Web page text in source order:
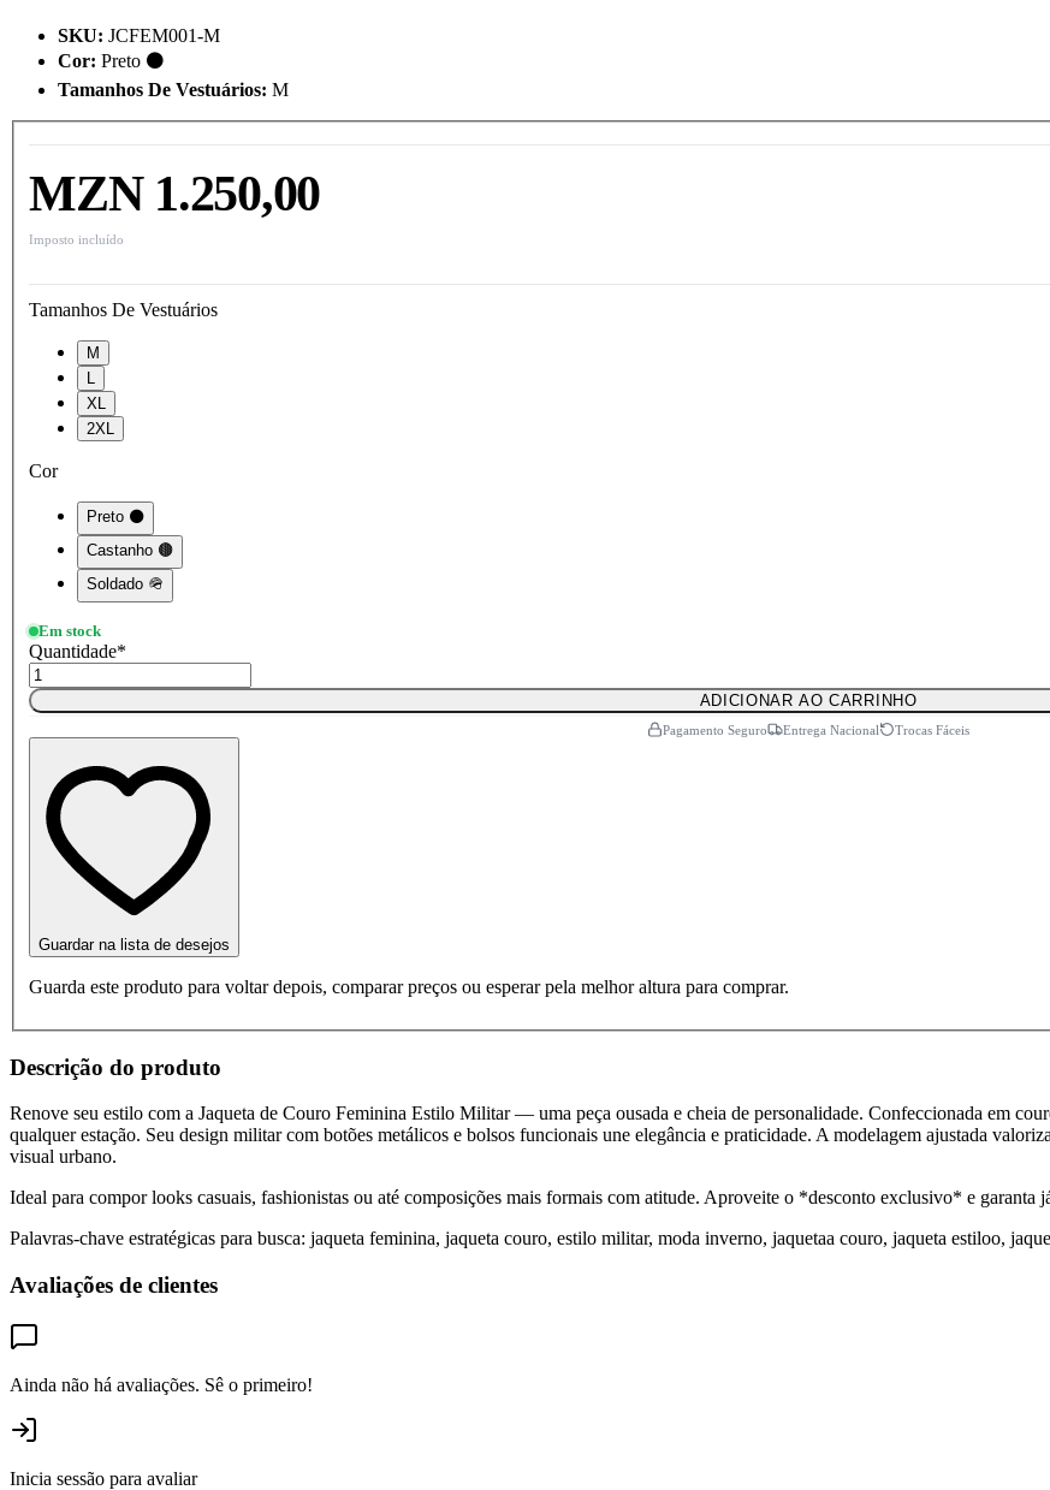
SKU: JCFEM001-M
Cor: Preto ⚫
Tamanhos De Vestuários: M
MZN 1.250,00
Imposto incluído
Tamanhos De Vestuários
M
L
XL
2XL
Cor
Preto ⚫
Castanho 🟤
Soldado 🪖
Em stock
Quantidade*
ADICIONAR AO CARRINHO
Pagamento Seguro Entrega Nacional Trocas Fáceis
Guardar na lista de desejos
Guarda este produto para voltar depois, comparar preços ou esperar pela melhor altura para comprar.
Descrição do produto
Renove seu estilo com a Jaqueta de Couro Feminina Estilo Militar — uma peça ousada e cheia de personalidade. Confeccionada em
qualquer estação. Seu design militar com botões metálicos e bolsos funcionais une elegância e praticidade. A modelagem ajustada
visual urbano.
Ideal para compor looks casuais, fashionistas ou até composições mais formais com atitude. Aproveite o *desconto exclusivo* e garanta
Palavras-chave estratégicas para busca: jaqueta feminina, jaqueta couro, estilo militar, moda inverno, jaquetaa couro, jaqueta estiloo,
Avaliações de clientes
Ainda não há avaliações. Sê o primeiro!
Inicia sessão para avaliar